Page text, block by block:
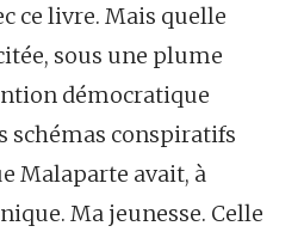
ce livre. Mais quelle
sous une plume
démocratique
schémas conspiratifs
Malaparte avait, à
Ma jeunesse. Celle